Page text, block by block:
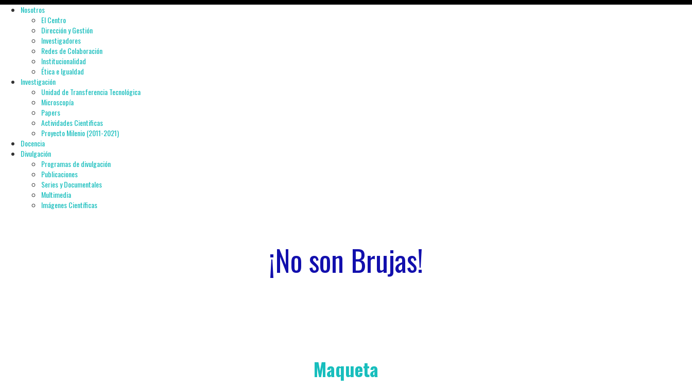
Nosotros
El Centro
Dirección y Gestión
Investigadores
Redes de Colaboración
Institucionalidad
Ética e Igualdad
Investigación
Unidad de Transferencia Tecnológica
Microscopía
Papers
Actividades Cientificas
Proyecto Milenio (2011-2021)
Docencia
Divulgación
Programas de divulgación
Publicaciones
Series y Documentales
Multimedia
Imágenes Científicas
¡No son Brujas!
Maqueta